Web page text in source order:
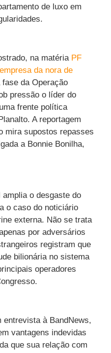
de luxo em
na matéria PF
da nora de
da Operação
pressão o líder do
frente política
A reportagem
mira supostos repasses
a Bonnie Bonilha,
o desgaste do
o caso do noticiário
externa. Não se trata
por adversários
registram que
bilionária no sistema
operadores
entrevista à BandNews,
vantagens indevidas
que sua relação com